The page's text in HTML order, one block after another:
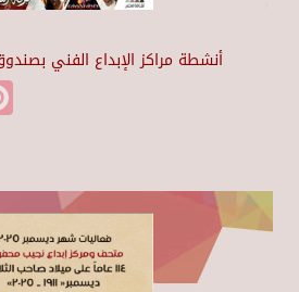
أنشطة مراكز الإبداع الفني